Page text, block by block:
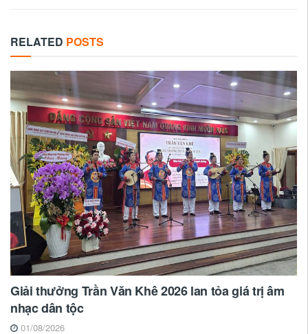
RELATED POSTS
Giải thưởng Trần Văn Khê 2026 lan tỏa giá trị âm
nhạc dân tộc
01/08/2026